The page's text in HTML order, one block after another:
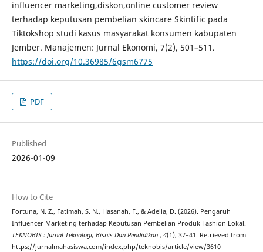
influencer marketing,diskon,online customer review
terhadap keputusan pembelian skincare Skintific pada
Tiktokshop studi kasus masyarakat konsumen kabupaten
Jember. Manajemen: Jurnal Ekonomi, 7(2), 501–511.
https://doi.org/10.36985/6gsm6775
PDF
Published
2026-01-09
How to Cite
Fortuna, N. Z., Fatimah, S. N., Hasanah, F., & Adelia, D. (2026). Pengaruh
Influencer Marketing terhadap Keputusan Pembelian Produk Fashion Lokal.
TEKNOBIS : Jurnal Teknologi, Bisnis Dan Pendidikan , 4(1), 37–41. Retrieved from
https://jurnalmahasiswa.com/index.php/teknobis/article/view/3610